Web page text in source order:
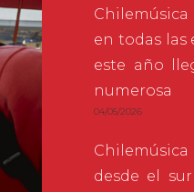
en todas las
este año
numerosa
04/05/2026
desde el